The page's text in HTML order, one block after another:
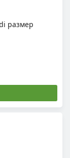
размер